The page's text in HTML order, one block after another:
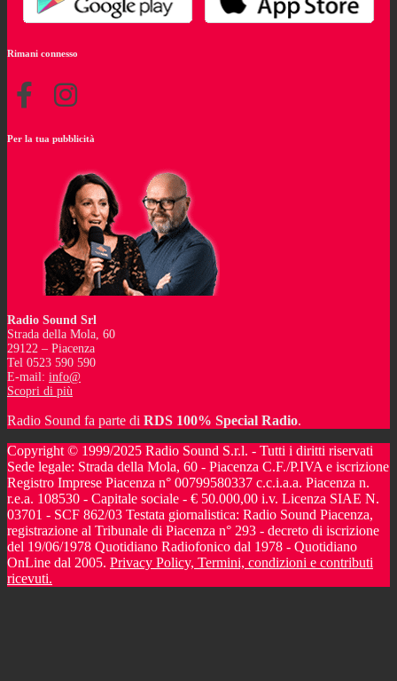
Rimani connesso
Per la tua pubblicità
Radio Sound Srl
Strada della Mola, 60
29122 – Piacenza
Tel 0523 590 590
E-mail: info@
Scopri di più
Radio Sound fa parte di RDS 100% Special Radio.
Copyright © 1999/2025 Radio Sound S.r.l. - Tutti i diritti riservati
Sede legale: Strada della Mola, 60 - Piacenza C.F./P.IVA e iscrizione
Registro Imprese Piacenza n° 00799580337 c.c.i.a.a. Piacenza n.
r.e.a. 108530 - Capitale sociale - € 50.000,00 i.v. Licenza SIAE N.
03701 - SCF 862/03 Testata giornalistica: Radio Sound Piacenza,
registrazione al Tribunale di Piacenza n° 293 - decreto di iscrizione
del 19/06/1978 Quotidiano Radiofonico dal 1978 - Quotidiano
OnLine dal 2005. Privacy Policy, Termini, condizioni e contributi
ricevuti.